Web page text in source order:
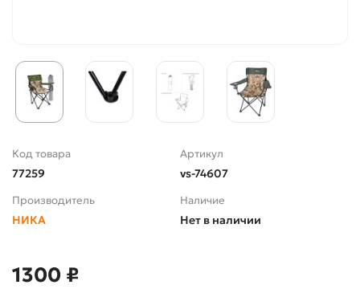
Код товара
77259
Артикул
vs-74607
Производитель
НИКА
Наличие
Нет в наличии
1300 ₽